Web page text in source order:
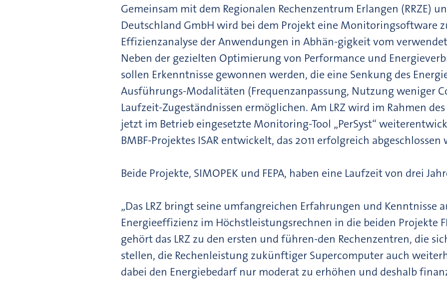
Gemeinsam mit dem Regionalen Rechenzentrum Erlangen (RRZE)
Deutschland GmbH wird bei dem Projekt eine Monitoringsoftware
Effizienzanalyse der Anwendungen in Abhän-gigkeit vom
Neben der gezielten Optimierung von Performance und
sollen Erkenntnisse gewonnen werden, die eine Senkung des
Ausführungs-Modalitäten (Frequenzanpassung, Nutzung weniger
Laufzeit-Zugeständnissen ermöglichen. Am LRZ wird im Rahmen des
jetzt im Betrieb eingesetzte Monitoring-Tool „PerSyst“
BMBF-Projektes ISAR entwickelt, das 2011 erfolgreich abgeschlossen
Beide Projekte, SIMOPEK und FEPA, haben eine Laufzeit von drei
„Das LRZ bringt seine umfangreichen Erfahrungen und Kenntnisse
Energieeffizienz im Höchstleistungsrechnen in die beiden Projekte
gehört das LRZ zu den ersten und führen-den Rechenzentren, die
stellen, die Rechenleistung zukünftiger Supercomputer auch
dabei den Energiebedarf nur moderat zu erhöhen und deshalb